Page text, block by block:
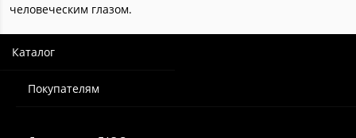
человеческим глазом.
Каталог
Покупателям